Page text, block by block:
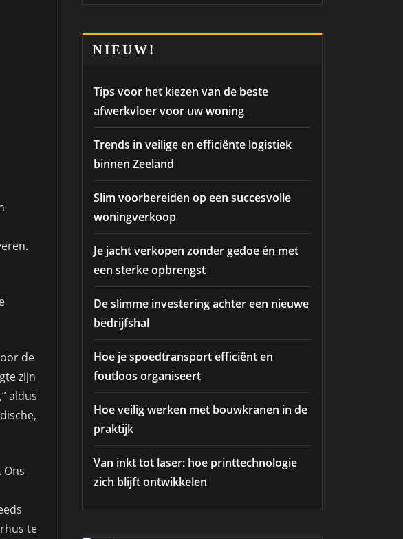
de
zijn
aldus
te
NIEUW!
Tips voor het kiezen van de beste
afwerkvloer voor uw woning
Trends in veilige en efficiënte logistiek
binnen Zeeland
Slim voorbereiden op een succesvolle
woningverkoop
Je jacht verkopen zonder gedoe én met
een sterke opbrengst
De slimme investering achter een nieuwe
bedrijfshal
Hoe je spoedtransport efficiënt en
foutloos organiseert
Hoe veilig werken met bouwkranen in de
praktijk
Van inkt tot laser: hoe printtechnologie
zich blijft ontwikkelen